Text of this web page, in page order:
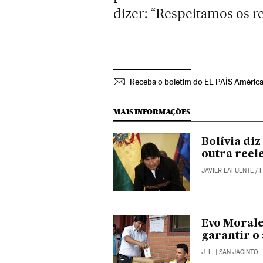
dizer: “Respeitamos os
Receba o boletim do EL PAÍS
MAIS INFORMAÇÕES
Bolívia diz
outra
JAVIER LAFUENTE /
Evo
garantir o
J. L. | SAN JACINTO